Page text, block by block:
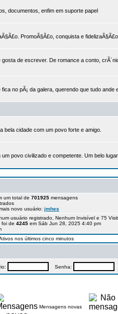
documentos, enfim em suporte papel
PromoÃ§Ã£o, conquista e
de escrever. De romance a conto,
no pÃ¡ da galera, querendo que tudo ande
bela cidade com um povo forte e amigo.
povo civilizado e competente. Um belo
um total de 701925 mensagens
novo usuário: jmhes
usuário registrado, Nenhum Invisível e 75
foi de 4245 em Sáb Jun 28, 2025 4:40 pm
nos últimos cinco minutos
Senha:
Mensagens novas